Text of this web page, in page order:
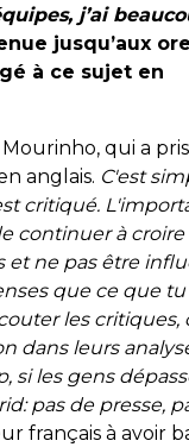
j’ai
jusqu’aux
à ce sujet en
Mourinho, qui a
anglais. C'est
critiqué.
continuer à croire
et ne pas être
que ce que tu
les critiques,
dans leurs
si les gens
pas de presse,
français à avoir